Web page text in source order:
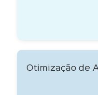
Otimização de